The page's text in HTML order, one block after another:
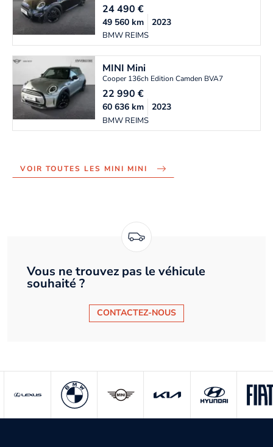
24 490€
BMW REIMS
49 560km 2023
MINI Mini
Cooper 136ch Edition Camden BVA7
22 990€
BMW REIMS
60 636km 2023
VOIR TOUTES LES MINI MINI
Vous ne trouvez pas le véhicule
souhaité ?
CONTACTEZ-NOUS